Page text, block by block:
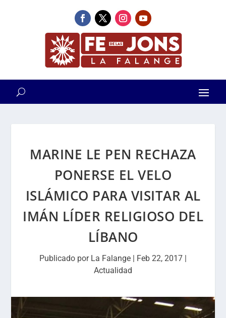
MARINE LE PEN RECHAZA
PONERSE EL VELO
ISLÁMICO PARA VISITAR AL
IMÁN LÍDER RELIGIOSO DEL
LÍBANO
Publicado por La Falange | Feb 22, 2017 |
Actualidad